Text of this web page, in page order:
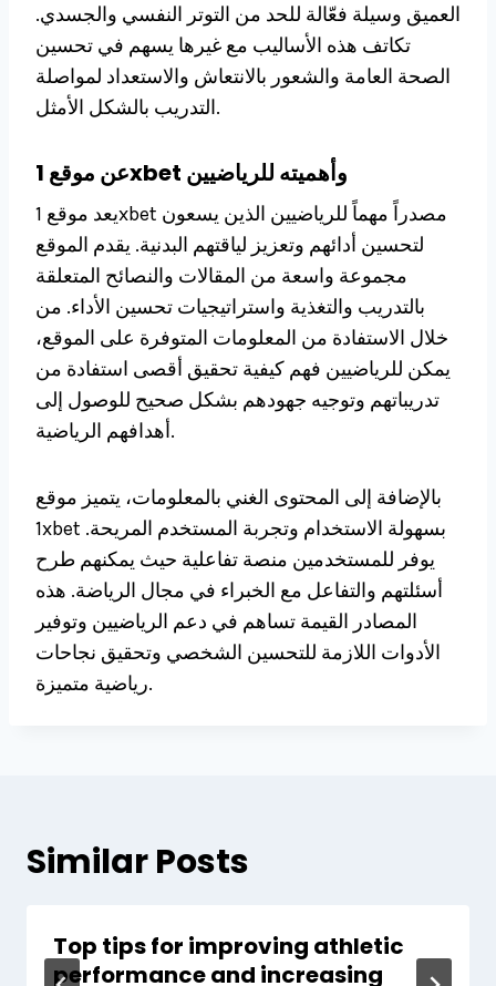
العميق وسيلة فعّالة للحد من التوتر النفسي والجسدي.
تكاتف هذه الأساليب مع غيرها يسهم في تحسين
الصحة العامة والشعور بالانتعاش والاستعداد لمواصلة
التدريب بالشكل الأمثل.
عن موقع 1xbet وأهميته للرياضيين
يعد موقع 1xbet مصدراً مهماً للرياضيين الذين يسعون
لتحسين أدائهم وتعزيز لياقتهم البدنية. يقدم الموقع
مجموعة واسعة من المقالات والنصائح المتعلقة
بالتدريب والتغذية واستراتيجيات تحسين الأداء. من
خلال الاستفادة من المعلومات المتوفرة على الموقع،
يمكن للرياضيين فهم كيفية تحقيق أقصى استفادة من
تدريباتهم وتوجيه جهودهم بشكل صحيح للوصول إلى
أهدافهم الرياضية.
بالإضافة إلى المحتوى الغني بالمعلومات، يتميز موقع
1xbet بسهولة الاستخدام وتجربة المستخدم المريحة.
يوفر للمستخدمين منصة تفاعلية حيث يمكنهم طرح
أسئلتهم والتفاعل مع الخبراء في مجال الرياضة. هذه
المصادر القيمة تساهم في دعم الرياضيين وتوفير
الأدوات اللازمة للتحسين الشخصي وتحقيق نجاحات
رياضية متميزة.
Similar Posts
Top tips for improving athletic
performance and increasing